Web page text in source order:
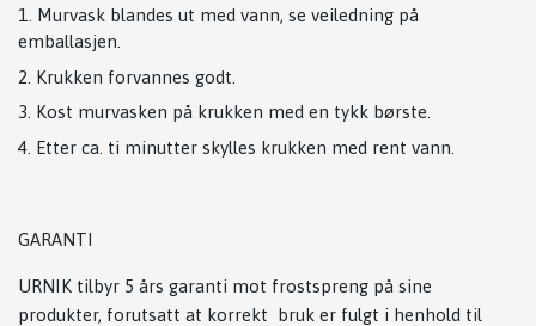
Murvask blandes ut med vann, se veiledning på
emballasjen.
Krukken forvannes godt.
Kost murvasken på krukken med en tykk børste.
Etter ca. ti minutter skylles krukken med rent vann.
GARANTI
URNIK tilbyr 5 års garanti mot frostspreng på sine
produkter, forutsatt at korrekt bruk er fulgt i henhold til